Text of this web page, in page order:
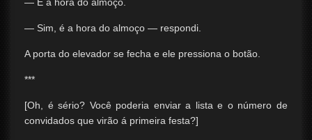
— É a hora do almoço.
— Sim, é a hora do almoço — respondi.
A porta do elevador se fecha e ele pressiona o botão.
***
[Oh, é sério? Você poderia enviar a lista e o número de
convidados que virão á primeira festa?]